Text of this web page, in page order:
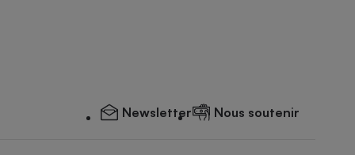
Newsletter Nous soutenir